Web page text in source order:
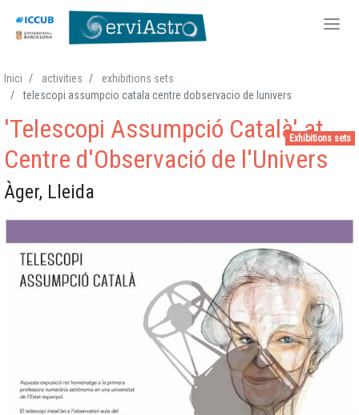
to
content
Inici activities
exhibitions sets
telescopi assumpcio catala centre dobservacio de lunivers
Exhibitions sets
'Telescopi Assumpció Català' at
Centre d'Observació de l'Univers
Àger, Lleida